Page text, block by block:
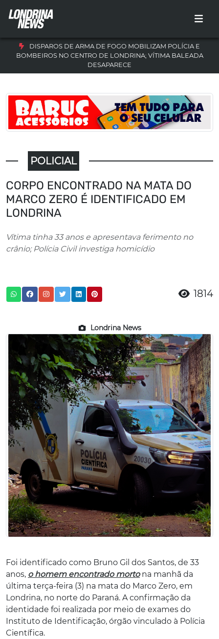
DISPAROS DE ARMA DE FOGO MOBILIZAM POLÍCIA E
BOMBEIROS NO CENTRO DE LONDRINA; VÍTIMA BALEADA
DESAPARECE
POLICIAL
CORPO ENCONTRADO NA MATA DO
MARCO ZERO É IDENTIFICADO EM
LONDRINA
Vítima tinha 33 anos e apresentava ferimento no
crânio; Polícia Civil investiga homicídio
1814
Londrina News
Foi identificado como Bruno Gil dos Santos, de 33
anos, o homem encontrado mortona manhã da
última terça-feira (3) na mata do Marco Zero, em
Londrina, no norte do Paraná. A confirmação da
identidade foi realizada por meio de exames do
Instituto de Identificação, órgão vinculado à Polícia
Científica.